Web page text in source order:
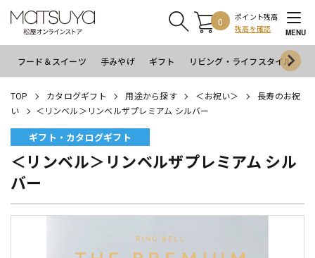
0
ポイント残高
残高を確認
MENU
フード＆スイーツ 手みやげ ギフト リビング・ライフスタイル
TOP カタログギフト 用途から探す ＜お祝い＞
長寿のお祝
い
＜リンベル＞リンベルザプレミアム シルバー
ギフト・カタログギフト
＜リンベル＞リンベルザプレミアム シル
バー